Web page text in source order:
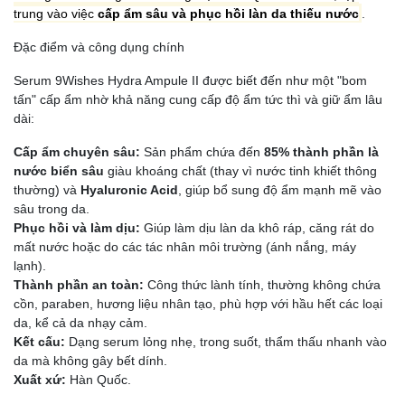
trung vào việc cấp ẩm sâu và phục hồi làn da thiếu nước
Đặc điểm và công dụng chính
Serum 9Wishes Hydra Ampule II được biết đến như một "bom
tấn" cấp ẩm nhờ khả năng cung cấp độ ẩm tức thì và giữ ẩm lâu
dài:
Cấp ẩm chuyên sâu: Sản phẩm chứa đến 85% thành phần là
nước biển sâu giàu khoáng chất (thay vì nước tinh khiết thông
thường) và Hyaluronic Acid , giúp bổ sung độ ẩm mạnh mẽ vào
sâu trong da.
Phục hồi và làm dịu: Giúp làm dịu làn da khô ráp, căng rát do
mất nước hoặc do các tác nhân môi trường (ánh nắng, máy
lạnh).
Thành phần an toàn: Công thức lành tính, thường không chứa
cồn, paraben, hương liệu nhân tạo, phù hợp với hầu hết các loại
da, kể cả da nhạy cảm.
Kết cấu: Dạng serum lỏng nhẹ, trong suốt, thẩm thấu nhanh vào
da mà không gây bết dính.
Xuất xứ: Hàn Quốc.